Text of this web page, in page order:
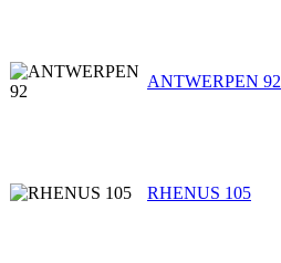
ANTWERPEN 92
RHENUS 105